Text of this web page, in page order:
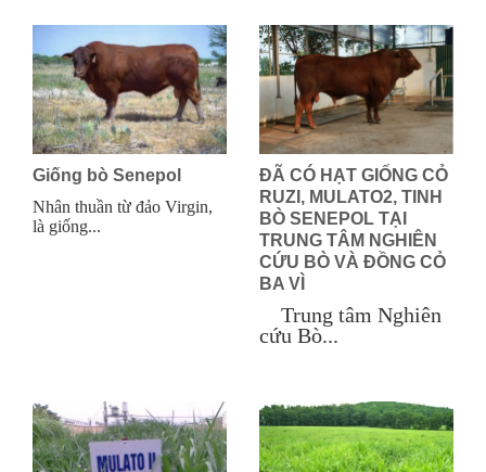
Giống bò Senepol
Nhân thuần từ đảo Virgin,
là giống...
ĐÃ CÓ HẠT GIỐNG CỎ
RUZI, MULATO2, TINH
BÒ SENEPOL TẠI
TRUNG TÂM NGHIÊN
CỨU BÒ VÀ ĐỒNG CỎ
BA VÌ
Trung tâm Nghiên
cứu Bò...